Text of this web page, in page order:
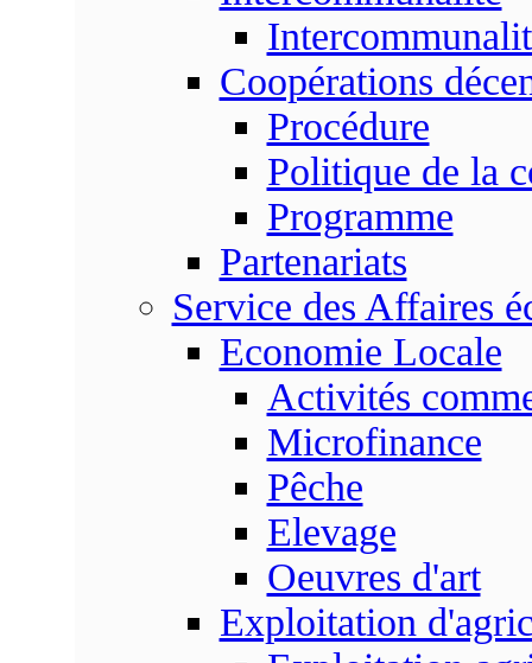
Coopérations
Procédure
Politique de la
Programme
Partenariats
Service des Affaires
Economie Locale
Activités
Microfinance
Pêche
Elevage
Oeuvres d'art
Exploitation